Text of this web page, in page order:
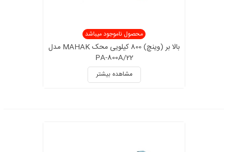
محصول ناموجود میباشد
بالا بر (وینچ) 800 کیلویی محک MAHAK مدل
PA-800A/22
مشاهده بیشتر